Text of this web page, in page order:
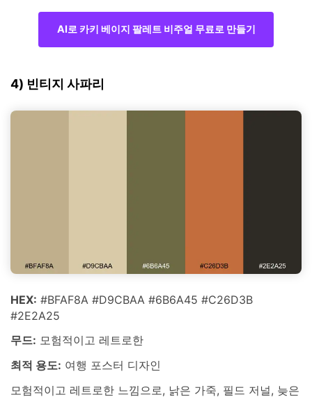
AI로 카키 베이지 팔레트 비주얼 무료로 만들기
4) 빈티지 사파리
HEX: #BFAF8A #D9CBAA #6B6A45 #C26D3B
#2E2A25
무드: 모험적이고 레트로한
최적 용도: 여행 포스터 디자인
모험적이고 레트로한 느낌으로, 낡은 가죽, 필드 저널, 늦은